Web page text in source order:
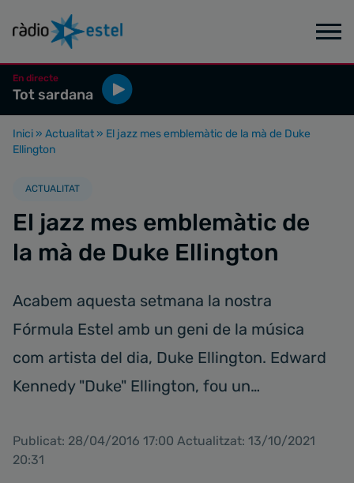
En directe
Tot sardana
Inici » Actualitat » El jazz mes emblemàtic de la mà de Duke
Ellington
ACTUALITAT
El jazz mes emblemàtic de
la mà de Duke Ellington
Acabem aquesta setmana la nostra
Fórmula Estel amb un geni de la música
com artista del dia, Duke Ellington. Edward
Kennedy "Duke" Ellington, fou un…
Publicat: 28/04/2016 17:00 Actualitzat: 13/10/2021
20:31